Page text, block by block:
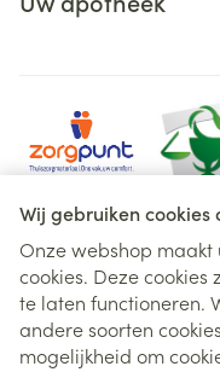
Wij gebruiken
Onze webshop
cookies. Deze
te laten functioneren.
andere soorten
mogelijkheid om
Juridische links